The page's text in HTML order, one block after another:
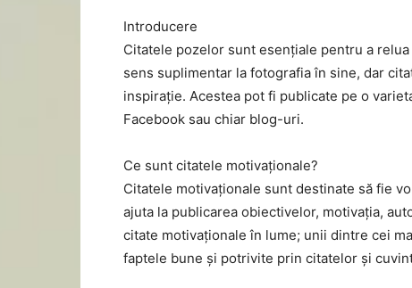
Introducere
Citatele pozelor sunt esențiale pentru a
sens suplimentar la fotografia în sine, dar
inspirație. Acestea pot fi publicate pe o
Facebook sau chiar blog-uri.
Ce sunt citatele motivaționale?
Citatele motivaționale sunt destinate să fie
ajuta la publicarea obiectivelor, motivația,
citate motivaționale în lume; unii dintre cei
faptele bune și potrivite prin citatelor și